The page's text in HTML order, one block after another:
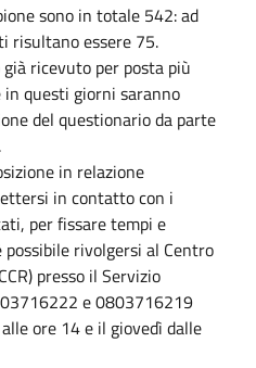
sono in totale 542: ad
risultano essere 75.
ricevuto per posta più
in questi giorni saranno
del questionario da parte
in relazione
in contatto con i
per fissare tempi e
rivolgersi al Centro
presso il Servizio
e 0803716219
ore 14 e il giovedì dalle